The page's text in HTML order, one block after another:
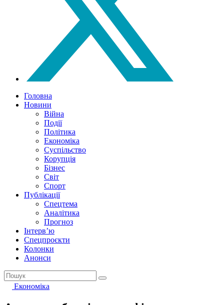
Головна
Новини
Війна
Події
Політика
Економіка
Суспільство
Корупція
Бізнес
Світ
Спорт
Публікації
Спецтема
Аналітика
Прогноз
Інтерв’ю
Спецпроєкти
Колонки
Анонси
Економіка